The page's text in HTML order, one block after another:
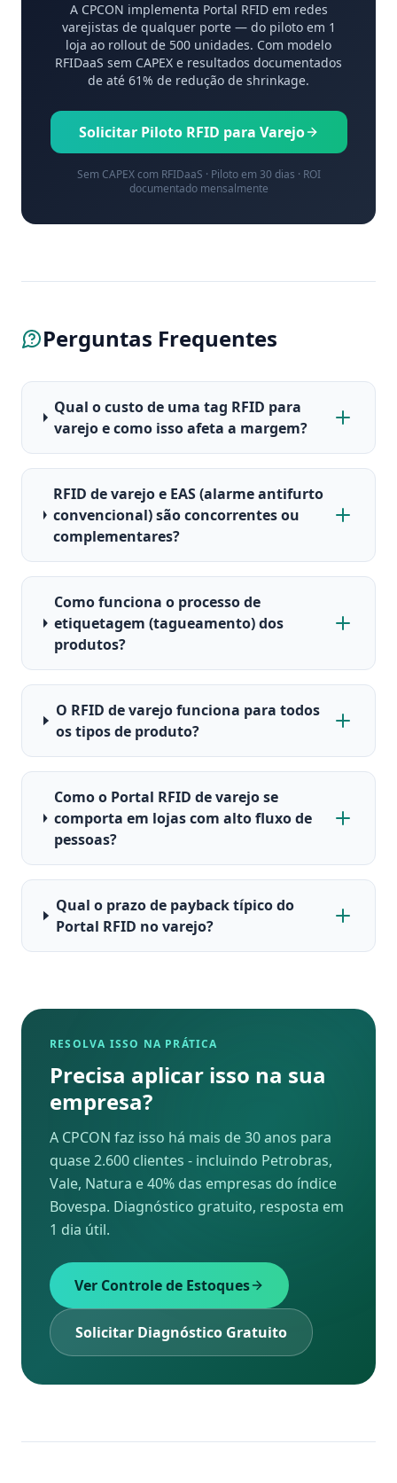
A CPCON implementa Portal RFID em redes
varejistas de qualquer porte — do piloto em 1
loja ao rollout de 500 unidades. Com modelo
RFIDaaS sem CAPEX e resultados documentados
de até 61% de redução de shrinkage.
Solicitar Piloto RFID para Varejo
Sem CAPEX com RFIDaaS · Piloto em 30 dias · ROI
documentado mensalmente
Perguntas Frequentes
Qual o custo de uma tag RFID para
varejo e como isso afeta a margem?
RFID de varejo e EAS (alarme antifurto
convencional) são concorrentes ou
complementares?
Como funciona o processo de
etiquetagem (tagueamento) dos
produtos?
O RFID de varejo funciona para todos
os tipos de produto?
Como o Portal RFID de varejo se
comporta em lojas com alto fluxo de
pessoas?
Qual o prazo de payback típico do
Portal RFID no varejo?
RESOLVA ISSO NA PRÁTICA
Precisa aplicar isso na sua
empresa?
A CPCON faz isso há mais de 30 anos para
quase 2.600 clientes - incluindo Petrobras,
Vale, Natura e 40% das empresas do índice
Bovespa. Diagnóstico gratuito, resposta em
1 dia útil.
Ver Controle de Estoques
Solicitar Diagnóstico Gratuito